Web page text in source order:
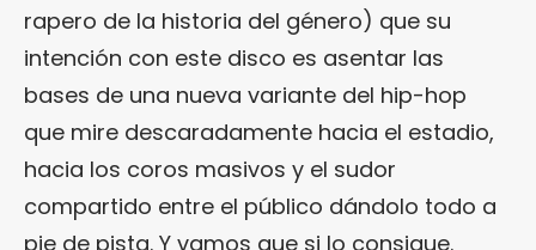
rapero de la historia del género) que su
intención con este disco es asentar las
bases de una nueva variante del hip-hop
que mire descaradamente hacia el estadio,
hacia los coros masivos y el sudor
compartido entre el público dándolo todo a
pie de pista. Y vamos que si lo consigue.